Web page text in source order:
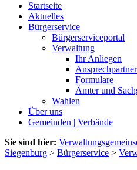
Startseite
Aktuelles
Bürgerservice
Bürgerserviceportal
Verwaltung
Ihr Anliegen
Ansprechpartner
Formulare
Ämter und
Wahlen
Über uns
Gemeinden | Verbände
Sie sind hier:
Siegenburg > Bürgerservice >